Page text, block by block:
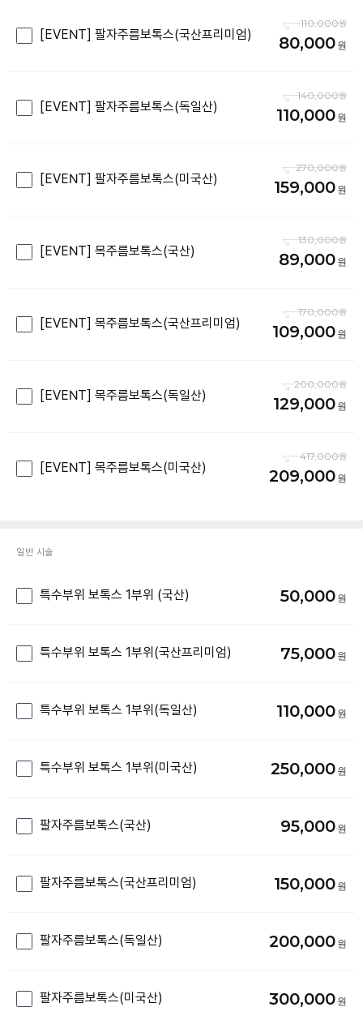
[EVENT] 팔자주름보톡스(국산프리미엄)
110,000
80,000
[EVENT] 팔자주름보톡스(독일산)
140,000
110,000
[EVENT] 팔자주름보톡스(미국산)
270,000
159,000
[EVENT] 목주름보톡스(국산)
130,000
89,000
[EVENT] 목주름보톡스(국산프리미엄)
170,000
109,000
[EVENT] 목주름보톡스(독일산)
200,000
129,000
[EVENT] 목주름보톡스(미국산)
417,000
209,000
일반 시술
특수부위 보톡스 1부위 (국산) 50,000
특수부위 보톡스 1부위(국산프리미엄) 75,000
특수부위 보톡스 1부위(독일산) 110,000
특수부위 보톡스 1부위(미국산) 250,000
팔자주름보톡스(국산) 95,000
팔자주름보톡스(국산프리미엄) 150,000
팔자주름보톡스(독일산) 200,000
팔자주름보톡스(미국산) 300,000